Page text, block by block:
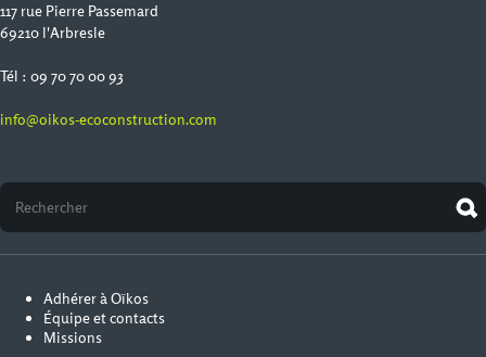
117 rue Pierre Passemard
69210 l'Arbresle
Tél : 09 70 70 00 93
info@oikos-ecoconstruction.com
Adhérer à Oïkos
Équipe et contacts
Missions